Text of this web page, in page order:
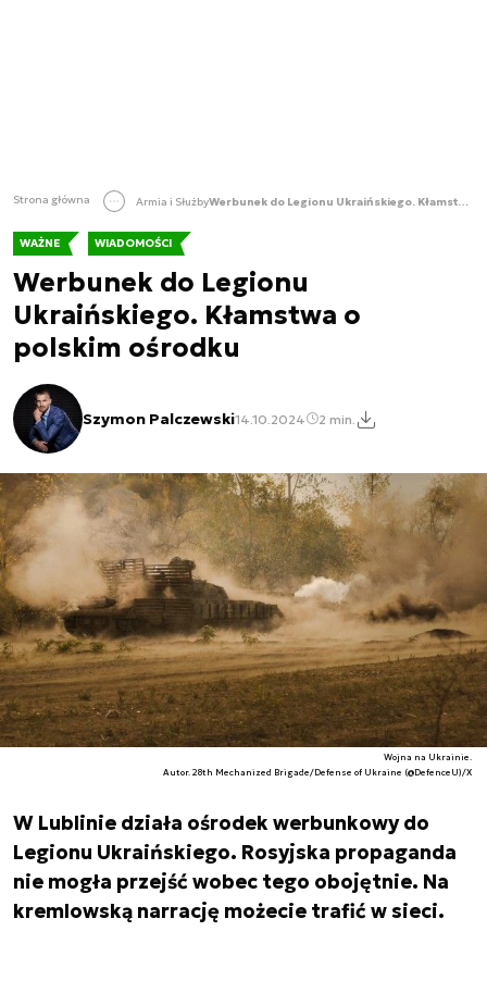
Strona główna Armia i Służby Werbunek do Legionu Ukraińskiego. Kłamstwa o polskim ośrodku
WAŻNE WIADOMOŚCI
Werbunek do Legionu
Ukraińskiego. Kłamstwa o
polskim ośrodku
Szymon Palczewski14.10.2024 2 min.
Wojna na Ukrainie.
Autor. 28th Mechanized Brigade/Defense of Ukraine (@DefenceU)/X
W Lublinie działa ośrodek werbunkowy do
Legionu Ukraińskiego. Rosyjska propaganda
nie mogła przejść wobec tego obojętnie. Na
kremlowską narrację możecie trafić w sieci.